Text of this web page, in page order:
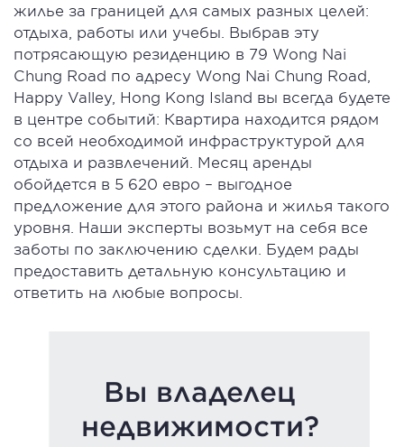
жилье за границей для самых разных целей:
отдыха, работы или учебы. Выбрав эту
потрясающую резиденцию в 79 Wong Nai
Chung Road по адресу Wong Nai Chung Road,
Happy Valley, Hong Kong Island вы всегда будете
в центре событий: Квартира находится рядом
со всей необходимой инфраструктурой для
отдыха и развлечений. Месяц аренды
обойдется в 5 620 евро – выгодное
предложение для этого района и жилья такого
уровня. Наши эксперты возьмут на себя все
заботы по заключению сделки. Будем рады
предоставить детальную консультацию и
ответить на любые вопросы.
Вы владелец
недвижимости?